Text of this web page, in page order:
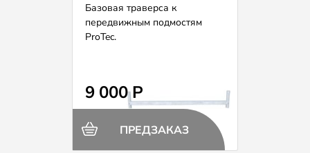
Базовая траверса к
передвижным подмостям
ProTec.
9 000 Р
ПРЕДЗАКАЗ